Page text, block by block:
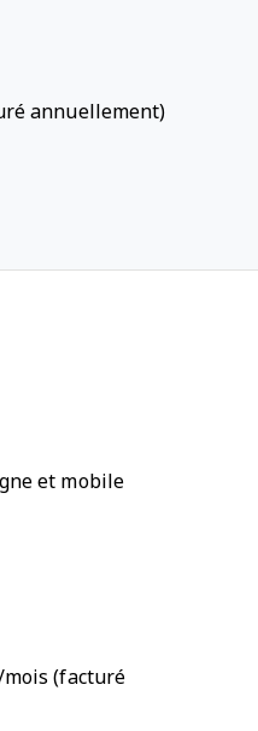
annuellement)
et mobile
(facturé